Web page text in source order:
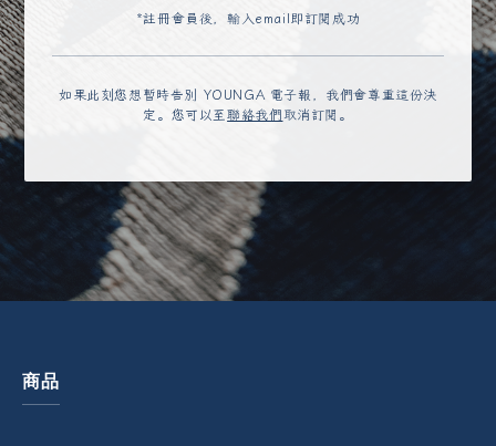
*註冊會員後，輸入email即訂閱成功
如果此刻您想暫時告別 YOUNGA 電子報，我們會尊重這份決
定。您可以至聯絡我們取消訂閱。
商品